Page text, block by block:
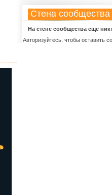
Стена сообщества
На стене сообщества еще
Авторизуйтесь, чтобы оставить